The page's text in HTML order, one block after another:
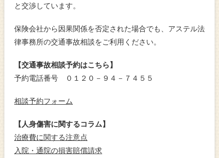
と交渉しています。
保険会社から因果関係を否定された場合でも、アステル法
律事務所の交通事故相談をご利用ください。
【交通事故相談予約はこちら】
予約電話番号 ０１２０－９４－７４５５
相談予約フォーム
【人身傷害に関するコラム】
治療費に関する注意点
入院・通院の損害賠償請求